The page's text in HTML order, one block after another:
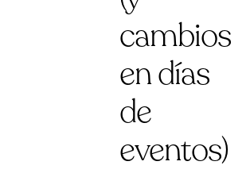
cambios
en días
de
eventos)